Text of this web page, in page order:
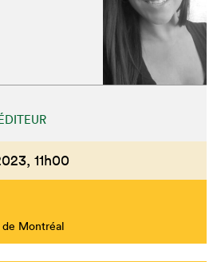
11h00
de Montréal